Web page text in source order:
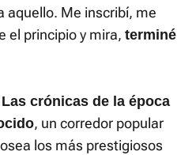
aquello. Me inscribí, me
el principio y mira, terminé
Las crónicas de la época
, un corredor popular
los más prestigiosos